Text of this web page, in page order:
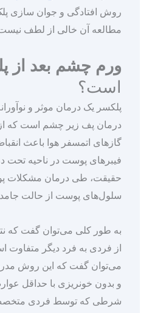
روش افتادگی و جوان سازی
مطالعه آن خالی از لطف
ورم چشم بعد از
است؟
پلکسر یک درمان موثر و
درمان پف زیر چشم است که
گازهای اتمسفر هوا باعث
فیبرهای پوست در ناحیه تحت
حقیقت، طی درمان مشکلات
سلول‌های پوست از حالت جامد
به طور کلی می‌توان گفت که
از فردی به فرد دیگر متفاوت
می‌توان گفت که این روش
و بدون خونریزی با حداقل
شرطی که توسط فردی متخصص